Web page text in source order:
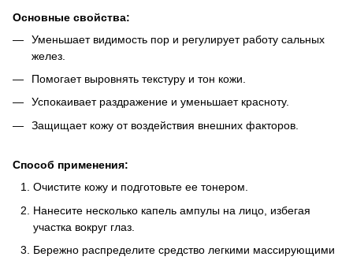
Основные свойства:
Уменьшает видимость пор и регулирует работу сальных
желез.
Помогает выровнять текстуру и тон кожи.
Успокаивает раздражение и уменьшает красноту.
Защищает кожу от воздействия внешних факторов.
Способ применения:
Очистите кожу и подготовьте ее тонером.
Нанесите несколько капель ампулы на лицо, избегая
участка вокруг глаз.
Бережно распределите средство легкими массирующими